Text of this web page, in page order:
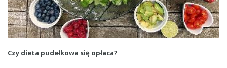
Czy dieta pudełkowa się opłaca?